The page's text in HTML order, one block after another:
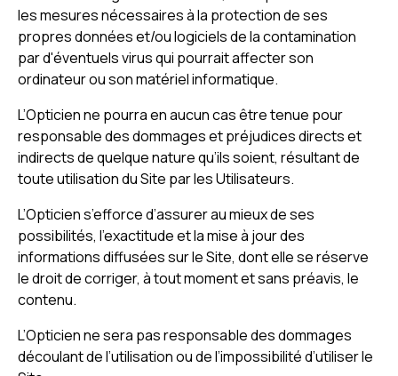
les mesures nécessaires à la protection de ses
propres données et/ou logiciels de la contamination
par d'éventuels virus qui pourrait affecter son
ordinateur ou son matériel informatique.
L’Opticien ne pourra en aucun cas être tenue pour
responsable des dommages et préjudices directs et
indirects de quelque nature qu’ils soient, résultant de
toute utilisation du Site par les Utilisateurs.
L’Opticien s’efforce d’assurer au mieux de ses
possibilités, l’exactitude et la mise à jour des
informations diffusées sur le Site, dont elle se réserve
le droit de corriger, à tout moment et sans préavis, le
contenu.
L’Opticien ne sera pas responsable des dommages
découlant de l’utilisation ou de l’impossibilité d’utiliser le